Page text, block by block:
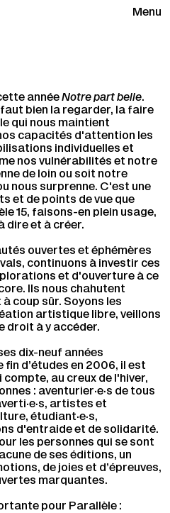
Menu
annéeNotre part belle.
bien la regarder, la faire
qui nous maintient
capacités d'attention les
individuelles et
nos vulnérabilités et notre
de loin ou soit notre
nous surprenne. C'est une
et de points de vue que
15, faisons-en plein usage,
dire et à créer.
ouvertes et éphémères
continuons à investir ces
et d'ouverture à ce
Ils nous chahutent
coup sûr. Soyons les
artistique libre, veillons
droit à y accéder.
dix-neuf années
d’études en 2006, il est
compte, au creux de l'hiver,
: aventurier·e·s de tous
artistes et
étudiant·e·s,
d'entraide et de solidarité.
les personnes qui se sont
de ses éditions, un
de joies et d’épreuves,
marquantes.
pour Parallèle :